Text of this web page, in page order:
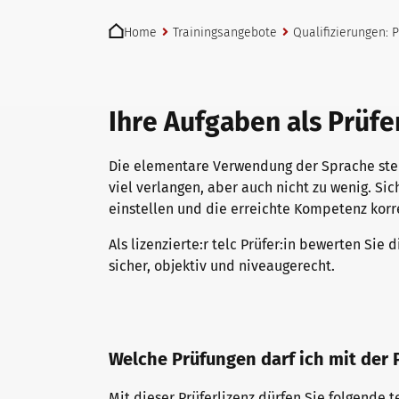
telc Prüfungen in Bad Homburg
Prüfungszentrum finden
Einstufungstest
Deutsch für den Beruf
Deutsch für die Hochschule
Verlagsprogramm: Support & FAQ
Qualifizierungen: Prüfen und Bewerten
Inhouse-Veranstaltungen
ZQ BSK
Home
Trainingsangebote Qualifizierungen:
Ihre Aufgaben als
Die elementare Verwendung der Sprache
viel verlangen, aber auch nicht zu wenig.
einstellen und die erreichte Kompetenz
Als lizenzierte:r telc Prüfer:in bewerten Sie
sicher, objektiv und niveaugerecht.
Welche Prüfungen darf ich mit der